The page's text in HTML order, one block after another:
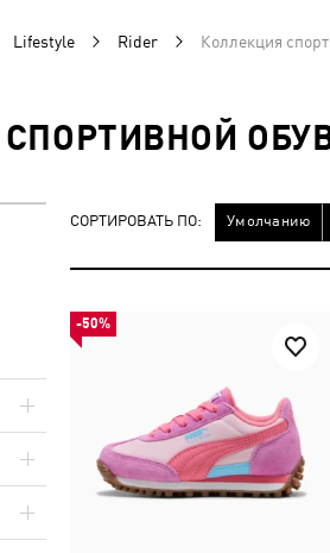
Lifestyle Rider Коллекция
СОРТИРОВАТЬ ПО: Умолчанию
-50%